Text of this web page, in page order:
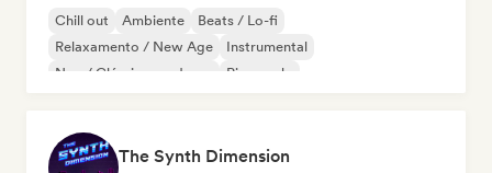
Chill out Ambiente
Beats / Lo-fi
Relaxamento / New Age
Instrumental
Neo / Clássico moderno
Piano solo
The Synth Dimension